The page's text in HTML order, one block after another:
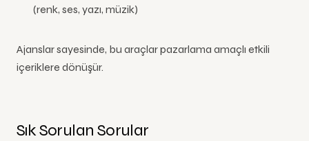
(renk, ses, yazı, müzik)
Ajanslar sayesinde, bu araçlar pazarlama amaçlı etkili
içeriklere dönüşür.
Sık Sorulan Sorular